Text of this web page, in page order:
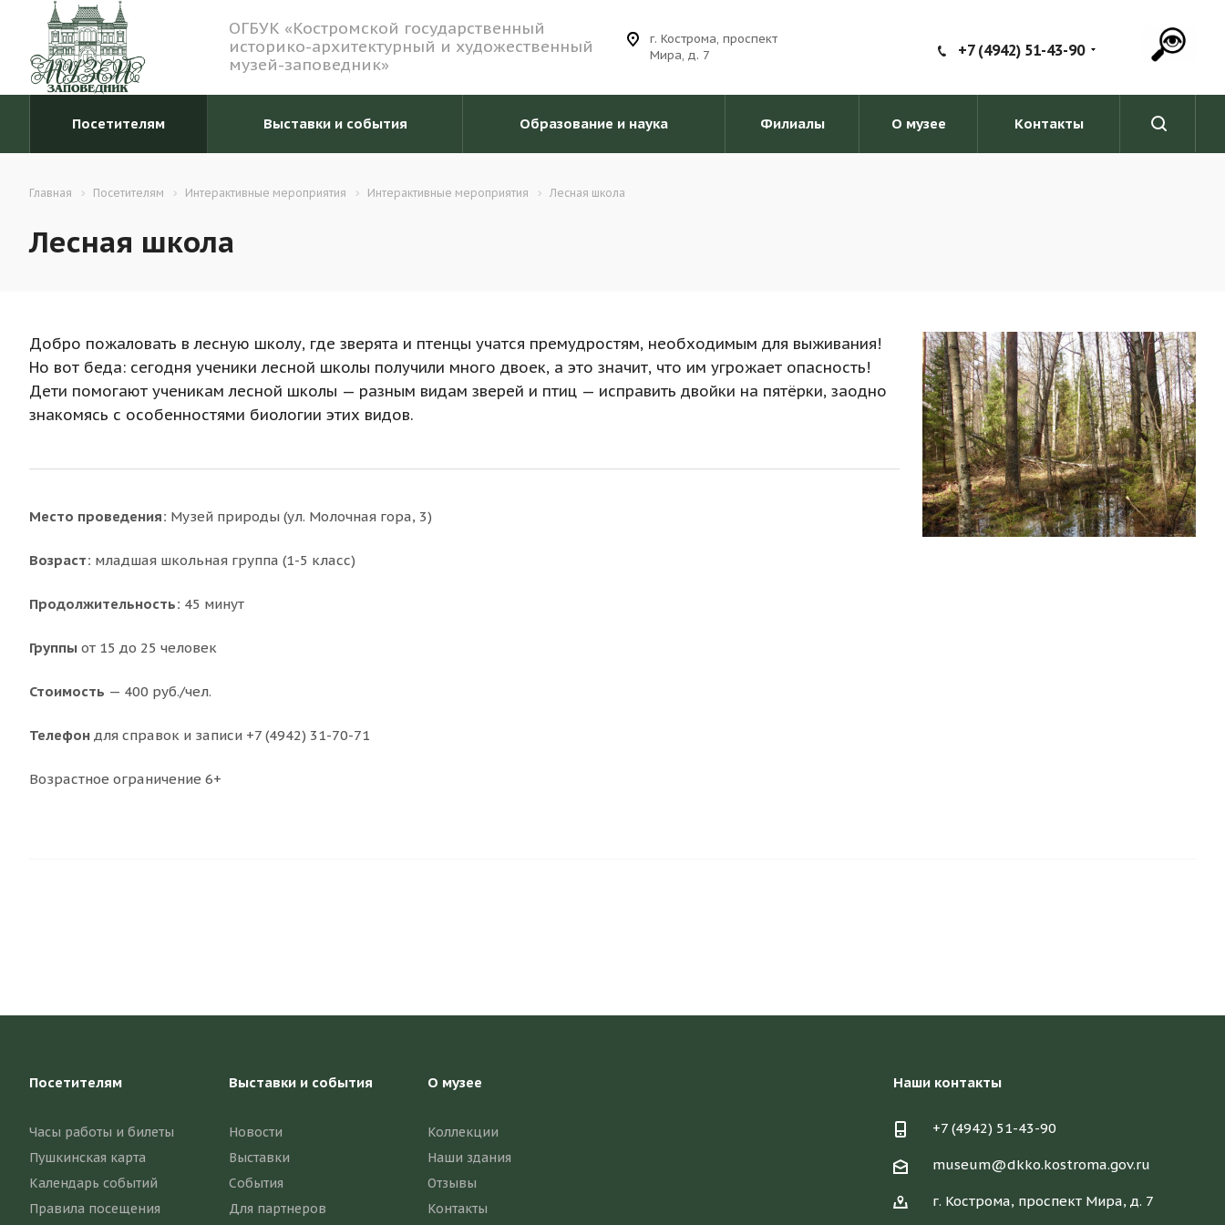
ОГБУК «Костромской государственный
историко-архитектурный и художественный
музей-заповедник»
г. Кострома, проспект
Мира, д. 7
+7 (4942) 51-43-90
Посетителям Выставки и события Образование и наука Филиалы О музее Контакты
Главная Посетителям Интерактивные мероприятия Интерактивные мероприятия Лесная школа
Лесная школа
Добро пожаловать в лесную школу, где зверята и птенцы учатся премудростям, необходимым для выживания!
Но вот беда: сегодня ученики лесной школы получили много двоек, а это значит, что им угрожает опасность!
Дети помогают ученикам лесной школы — разным видам зверей и птиц — исправить двойки на пятёрки, заодно
знакомясь с особенностями биологии этих видов.
Место проведения: Музей природы (ул. Молочная гора, 3)
Возраст: младшая школьная группа (1-5 класс)
Продолжительность: 45 минут
Группы от 15 до 25 человек
Стоимость — 400 руб./чел.
Телефон для справок и записи +7 (4942) 31-70-71
Возрастное ограничение 6+
Посетителям
Часы работы и билеты
Пушкинская карта
Календарь событий
Правила посещения
Выставки и события
Новости
Выставки
События
Для партнеров
О музее
Коллекции
Наши здания
Отзывы
Контакты
Наши контакты
+7 (4942) 51-43-90
museum@dkko.kostroma.gov.ru
г. Кострома, проспект Мира, д. 7